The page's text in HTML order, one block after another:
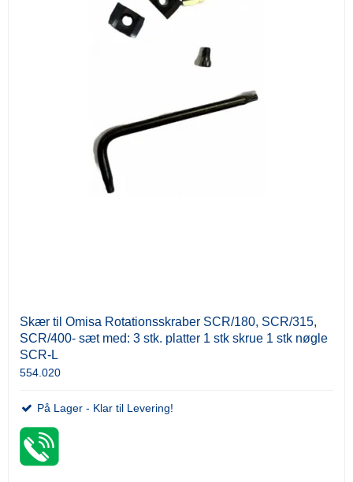
Skær til Omisa Rotationsskraber SCR/180, SCR/315,
SCR/400- sæt med: 3 stk. platter 1 stk skrue 1 stk nøgle
SCR-L
554.020
På Lager - Klar til Levering!